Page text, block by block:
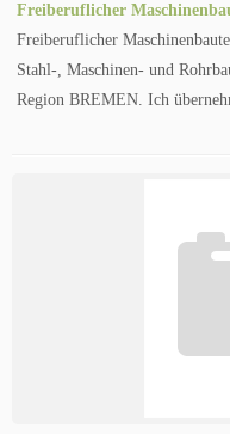
Freiberuflicher
Freiberuflicher
Stahl-, Maschinen- und
Region BREMEN. Ich